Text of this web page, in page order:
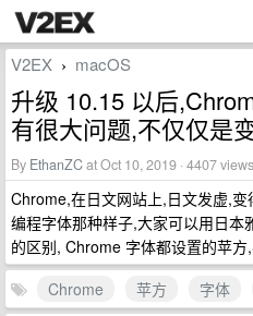
V2EX › macOS
升级 10.15 以后
有很大问题,不仅仅是
By EthanZCat Oct 10, 2019 · 4407 views
Chrome,在日文网站上,日文发虚,
编程字体那种样子,大家可以用日
的区别, Chrome 字体都设置的苹
Chrome
苹方 字体